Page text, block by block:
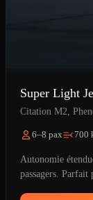
Super Light
Citation M2,
6–8 pax 700
Autonomie
passagers. Parfait